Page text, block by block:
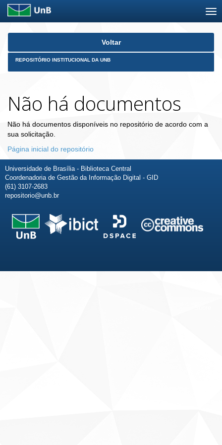
Skip
Voltar
REPOSITÓRIO INSTITUCIONAL DA UNB
Não há documentos
Não há documentos disponíveis no repositório de acordo com a
sua solicitação.
Página inicial do repositório
Universidade de Brasília - Biblioteca Central
Coordenadoria de Gestão da Informação Digital - GID
(61) 3107-2683
repositorio@unb.br